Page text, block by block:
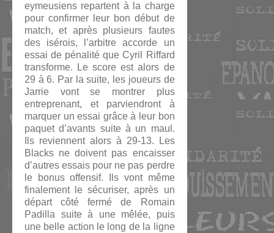
eymeusiens repartent à la charge
pour confirmer leur bon début de
match, et après plusieurs fautes
des isérois, l’arbitre accorde un
essai de pénalité que Cyril Riffard
transforme. Le score est alors de
29 à 6. Par la suite, les joueurs de
Jarrie vont se montrer plus
entreprenant, et parviendront à
marquer un essai grâce à leur bon
paquet d’avants suite à un maul.
Ils reviennent alors à 29-13. Les
Blacks ne doivent pas encaisser
d’autres essais pour ne pas perdre
le bonus offensif. Ils vont même
finalement le sécuriser, après un
départ côté fermé de Romain
Padilla suite à une mêlée, puis
une belle action le long de la ligne